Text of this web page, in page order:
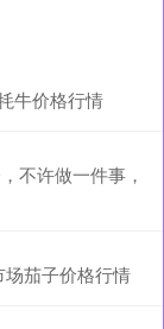
牛价格行情
不许做一件事，
茄子价格行情